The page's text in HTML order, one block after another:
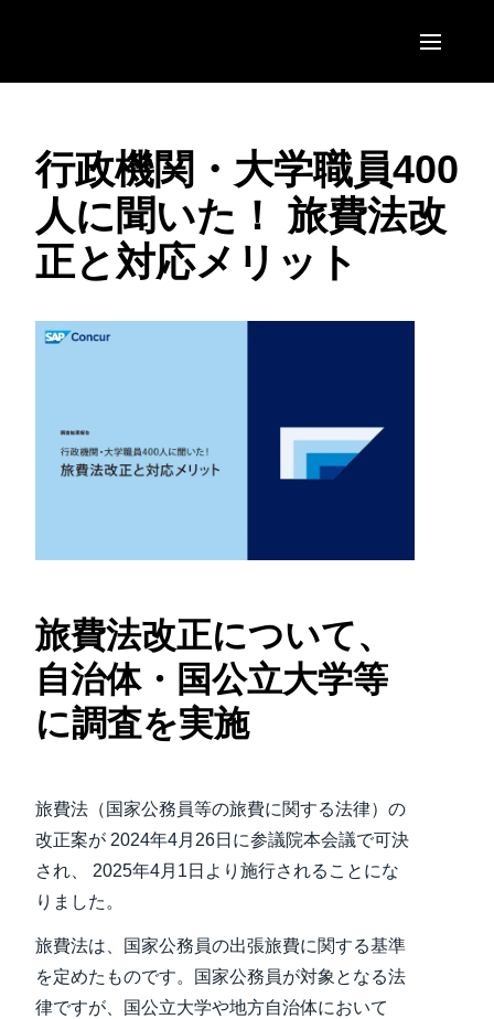
United States (English)
Canada (English)
Canada (Français)
EUROPE
United Kingdom (English)
France (Français)
España (Español)
Norway (English)
ASIA PACIFIC
Australia (English)
行政機関・大学職員400
人に聞いた！ 旅費法改
正と対応メリット
旅費法改正について、
自治体・国公立大学等
に調査を実施
旅費法（国家公務員等の旅費に関する法律）の
改正案が 2024年4月26日に参議院本会議で可決
され、 2025年4月1日より施行されることにな
りました。
旅費法は、国家公務員の出張旅費に関する基準
を定めたものです。国家公務員が対象となる法
律ですが、国公立大学や地方自治体において